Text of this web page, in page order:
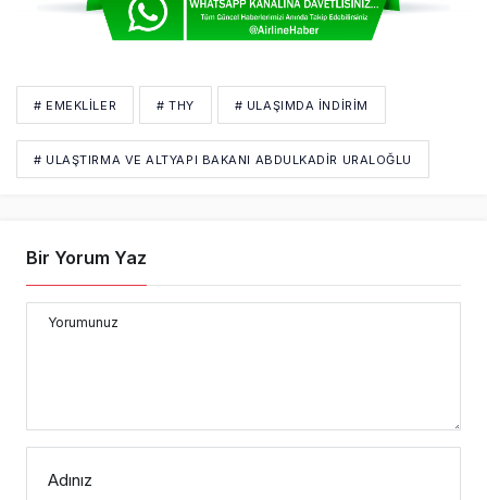
Bir Yorum Yaz
Yorumunuz
Adınız
YORUM GÖNDER